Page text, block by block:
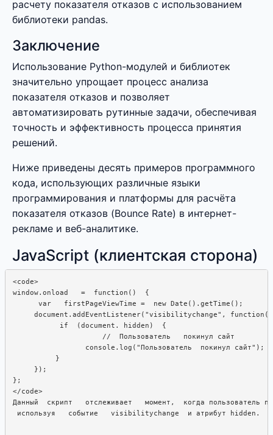
расчету показателя отказов с использованием
библиотеки pandas.
Заключение
Использование Python-модулей и библиотек
значительно упрощает процесс анализа
показателя отказов и позволяет
автоматизировать рутинные задачи, обеспечивая
точность и эффективность процесса принятия
решений.
Ниже приведены десять примеров программного
кода, использующих различные языки
программирования и платформы для расчёта
показателя отказов (Bounce Rate) в интернет-
рекламе и веб-аналитике.
JavaScript (клиентская сторона)
<code>
window.onload   =  function()  {
      var   firstPageViewTime =  new Date().getTime();
document.addEventListener("visibilitychange",
           if  (document. hidden)  {
                     //  Пользователь   покинул сайт
                 console.log("Пользователь  покинул сайт");
          }
     });
};
Данный  скрипт   отслеживает   момент,  когда пользователь
используя   событие   visibilitychange  и атрибут hidden.